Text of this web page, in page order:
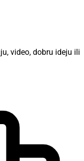
video, dobru ideju ili